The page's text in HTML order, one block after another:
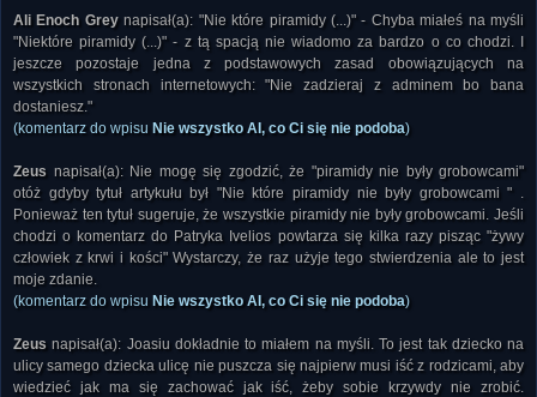
Ali Enoch Greynapisał(a): "Nie które piramidy (...)" - Chyba miałeś na myśli
"Niektóre piramidy (...)" - z tą spacją nie wiadomo za bardzo o co chodzi. I
jeszcze pozostaje jedna z podstawowych zasad obowiązujących na
wszystkich stronach internetowych: "Nie zadzieraj z adminem bo bana
dostaniesz."
(komentarz do wpisu Nie wszystko AI, co Ci się nie podoba)
Zeus napisał(a): Nie mogę się zgodzić, że "piramidy nie były grobowcami"
otóż gdyby tytuł artykułu był "Nie które piramidy nie były grobowcami " .
Ponieważ ten tytuł sugeruje, że wszystkie piramidy nie były grobowcami. Jeśli
chodzi o komentarz do Patryka Ivelios powtarza się kilka razy pisząc "żywy
człowiek z krwi i kości" Wystarczy, że raz użyje tego stwierdzenia ale to jest
moje zdanie.
(komentarz do wpisu Nie wszystko AI, co Ci się nie podoba)
Zeus napisał(a): Joasiu dokładnie to miałem na myśli. To jest tak dziecko na
ulicy samego dziecka ulicę nie puszcza się najpierw musi iść z rodzicami, aby
wiedzieć jak ma się zachować jak iść, żeby sobie krzywdy nie zrobić.